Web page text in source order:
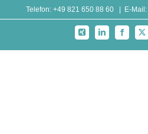
Telefon: +49 821 650 88 60 E-
Xing LinkedInFacebook
X